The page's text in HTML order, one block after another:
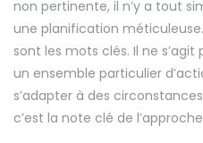
non pertinente, il n’y a tout
une planification
sont les mots clés. Il ne
un ensemble particulier
s’adapter à des
c’est la note clé de